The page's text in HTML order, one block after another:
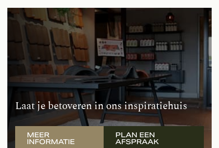
Laat je betoveren in ons inspiratiehuis
MEER
INFORMATIE
PLAN EEN
AFSPRAAK